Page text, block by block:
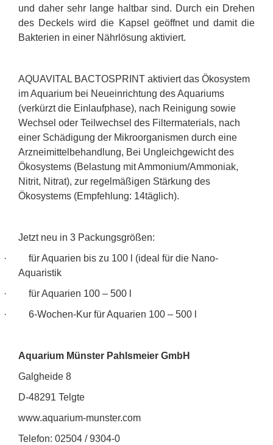
und daher sehr lange haltbar sind. Durch ein Drehen
des Deckels wird die Kapsel geöffnet und damit die
Bakterien in einer Nährlösung aktiviert.
AQUAVITAL BACTOSPRINT aktiviert das Ökosystem
im Aquarium bei Neueinrichtung des Aquariums
(verkürzt die Einlaufphase), nach Reinigung sowie
Wechsel oder Teilwechsel des Filtermaterials, nach
einer Schädigung der Mikroorganismen durch eine
Arzneimittelbehandlung, Bei Ungleichgewicht des
Ökosystems (Belastung mit Ammonium/Ammoniak,
Nitrit, Nitrat), zur regelmäßigen Stärkung des
Ökosystems (Empfehlung: 14täglich).
Jetzt neu in 3 Packungsgrößen:
· für Aquarien bis zu 100 l (ideal für die Nano-
Aquaristik
· für Aquarien 100 – 500 l
· 6-Wochen-Kur für Aquarien 100 – 500 l
Aquarium Münster Pahlsmeier GmbH
Galgheide 8
D-48291 Telgte
www.aquarium-munster.com
Telefon: 02504 / 9304-0